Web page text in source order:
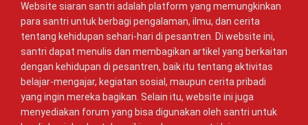
Website siaran santri adalah platform yang memungkinkan
para santri untuk berbagi pengalaman, ilmu, dan cerita
tentang kehidupan sehari-hari di pesantren. Di website ini,
santri dapat menulis dan membagikan artikel yang berkaitan
dengan kehidupan di pesantren, baik itu tentang aktivitas
belajar-mengajar, kegiatan sosial, maupun cerita pribadi
yang ingin mereka bagikan. Selain itu, website ini juga
menyediakan forum yang bisa digunakan oleh santri untuk